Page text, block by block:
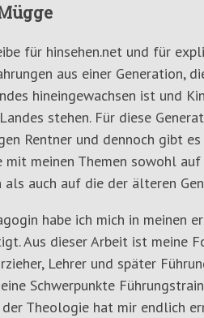
für hinsehen.net und für
aus einer Generation,
hineingewachsen ist und
stehen. Für diese
Rentner und dennoch gibt
mit meinen Themen sowohl
als auch auf die der älteren
habe ich mich in meinen
Aus dieser Arbeit ist meine
Lehrer und später
Schwerpunkte
der Theologie hat mir endlich